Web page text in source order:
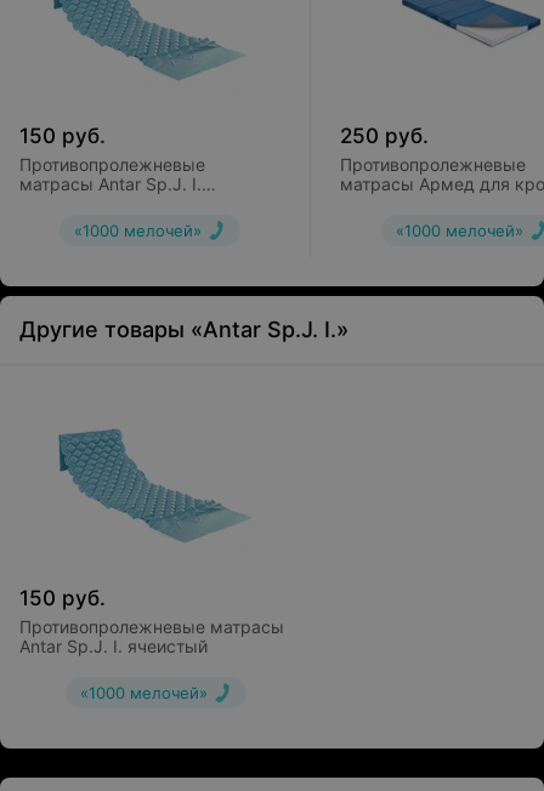
150 руб.
Противопролежневые
матрасы Antar Sp.J. I.
«1000 мелочей»
250 руб.
Противопролежневые
матрасы Армед для
«1000 мелочей»
Другие товары «Antar Sp.J. I.»
150 руб.
Противопролежневые матрасы
Antar Sp.J. I. ячеистый
«1000 мелочей»